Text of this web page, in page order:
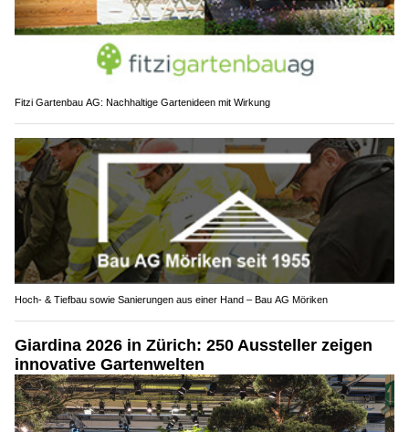
Fitzi Gartenbau AG: Nachhaltige Gartenideen mit Wirkung
Hoch- & Tiefbau sowie Sanierungen aus einer Hand – Bau AG Möriken
Giardina 2026 in Zürich: 250 Aussteller zeigen
innovative Gartenwelten